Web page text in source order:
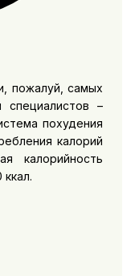
пожалуй, самых
–
похудения
калорий
калорийность